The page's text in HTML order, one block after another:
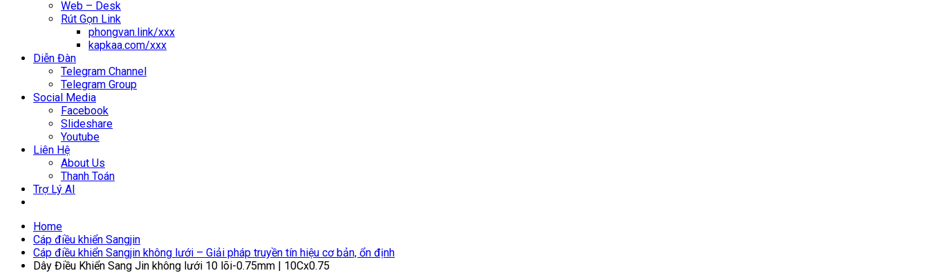
Web – Desk
Rút Gọn Link
phongvan.link/xxx
kapkaa.com/xxx
Diễn Đàn
Telegram Channel
Telegram Group
Social Media
Facebook
Slideshare
Youtube
Liên Hệ
About Us
Thanh Toán
Trợ Lý AI
Home
Cáp điều khiển Sangjin
Cáp điều khiển Sangjin không lưới – Giải pháp truyền tín hiệu cơ bản, ổn định
Dây Điều Khiển Sang Jin không lưới 10 lõi-0.75mm | 10Cx0.75